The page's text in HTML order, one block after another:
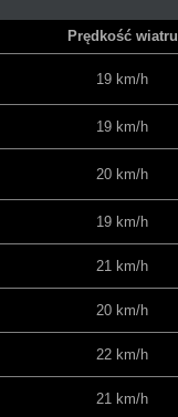
Prędkość wiatru
19 km/h
19 km/h
20 km/h
19 km/h
21 km/h
20 km/h
22 km/h
21 km/h